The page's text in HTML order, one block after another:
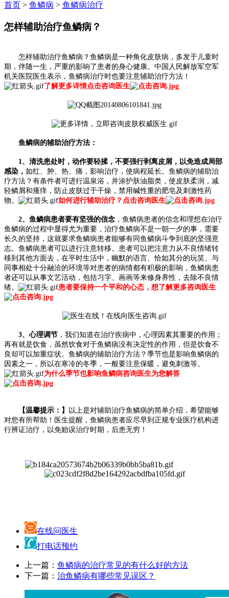
首页 > 鱼鳞病 > 鱼鳞病治疗
怎样辅助治疗鱼鳞病？
怎样辅助治疗鱼鳞病？鱼鳞病是一种角化皮肤病，多发于儿童时
期，伴随一生，严重的影响了患者的身心健康。中国人民解放军空军
机关医院医生表示，鱼鳞病治疗时也要注意辅助治疗方法！
了解更多详情点击咨询医生
鱼鳞病的辅助治疗方法：
1、清洗患处时，动作要轻揉，不要强行剥离皮屑，以免造成局部
感染， 如红、肿、热、痛，影响治疗，使病程延长。鱼鳞病的辅助治
疗方法？有条件者可进行温泉浴，并涂护肤油脂类，使皮肤柔润，减
轻鳞屑和瘙痒，防止皮肤过于干燥，禁用碱性重的肥皂及刺激性药
物。
如何进行辅助治疗？点击咨询医生
2、鱼鳞病患者要有坚强的信念 ，鱼鳞病患者的信念和理想在治疗
鱼鳞病的过程中显得尤为重要，治疗鱼鳞病不是一朝一夕的事，需要
长久的坚持，这就要求鱼鳞病患者能够有同鱼鳞病斗争到底的坚强意
志。鱼鳞病患者可以进行注意转移。患者可以把注意力从不良情绪转
移到其他方面去，在平时生活中，幽默的语言、恰如其分的玩笑、与
同事相处十分融洽的环境等对患者的病情都有积极的影响，鱼鳞病患
者还可以从事文艺活动，包括习字、画画等来修身养性，去除不良情
绪。
患者要保持一个平和的心态，想了解更多咨询医生
3、心理调节 ，我们知道在治疗疾病中，心理因素其重要的作用；
再有就是饮食，虽然饮食对于鱼鳞病没有决定性的作用，但是饮食不
良却可以加重症状。鱼鳞病的辅助治疗方法？季节也是影响鱼鳞病的
因素之一，所以在寒冷的冬季，一般要注意保暖，避免刺激等。
为什么季节也影响鱼鳞病咨询医生为您解答
【温馨提示：】 以上是对辅助治疗鱼鳞病的简单介绍，希望能够
对您有所帮助！医生提醒，鱼鳞病患者应尽早到正规专业医疗机构进
行辨证治疗，以免贻误治疗时期，后患无穷！
在线问医生
打电话预约
上一篇： 鱼鳞病的治疗常见的有什么好的方法
下一篇： 治鱼鳞病有哪些常见误区？